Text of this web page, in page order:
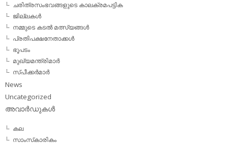
ചരിത്രസംഭവങ്ങളുടെ കാലക്രമപട്ടിക
ജില്ലകള്‍
നമ്മുടെ കടല്‍ മത്സ്യങ്ങള്‍
പ്രതിപക്ഷനേതാക്കള്‍
ഭൂപടം
മുഖ്യമന്ത്രിമാര്‍
സ്പീക്കര്‍മാര്‍
News
Uncategorized
അവാര്‍ഡുകള്‍
കല
സാംസ്‌കാരികം